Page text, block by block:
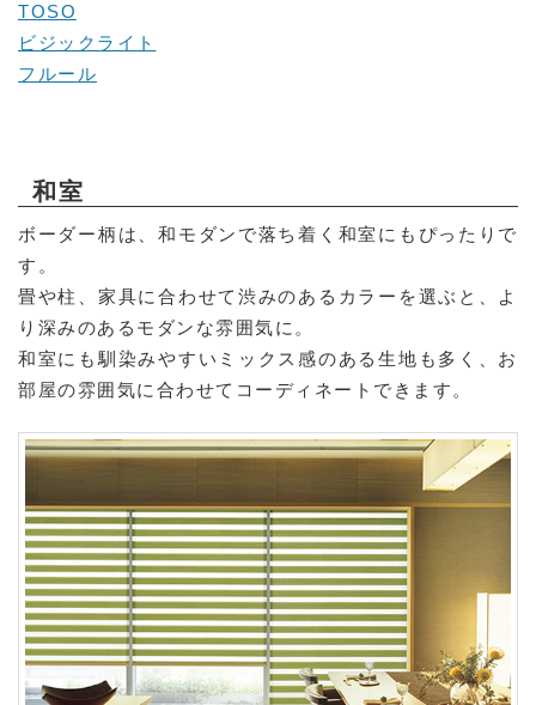
TOSO
ビジックライト
フルール
和室
ボーダー柄は、和モダンで落ち着く和室にもぴったりで
す。
畳や柱、家具に合わせて渋みのあるカラーを選ぶと、よ
り深みのあるモダンな雰囲気に。
和室にも馴染みやすいミックス感のある生地も多く、お
部屋の雰囲気に合わせてコーディネートできます。